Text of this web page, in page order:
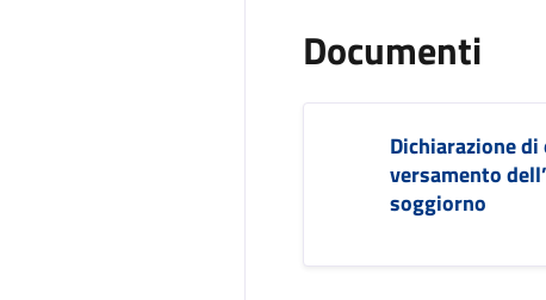
Documenti
Dichiarazione di
versamento
soggiorno